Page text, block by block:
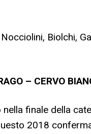
Biolchi,
– CERVO
finale della
2018